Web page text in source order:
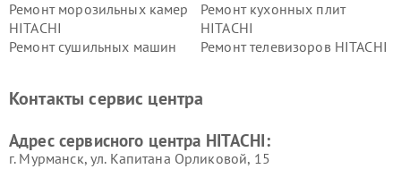
Ремонт морозильных камер
HITACHI
Ремонт кухонных плит
HITACHI
Ремонт сушильных машин
Ремонт телевизоров HITACHI
данных HITACHI
HITACHI
HITACHI
HITACHI
Контакты сервис центра
Адрес сервисного центра HITACHI:
г. Мурманск, ул. Капитана Орликовой, 15